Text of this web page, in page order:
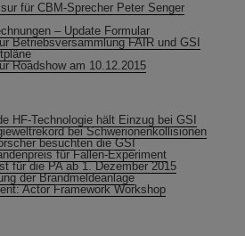
für CBM-Sprecher Peter Senger
– Update Formular
Betriebsversammlung FAIR und GSI
Roadshow am 10.12.2015
HF-Technologie hält Einzug bei GSI
bei Schwerionenkollisionen
besuchten die GSI
für Fallen-Experiment
für die PA ab 1. Dezember 2015
der Brandmeldeanlage
Actor Framework Workshop